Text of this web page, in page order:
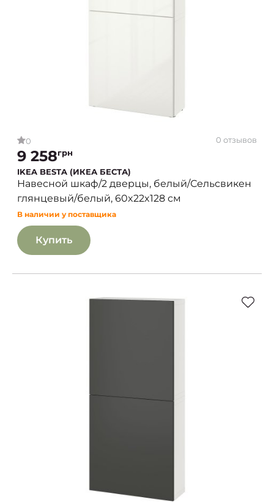
0 0 отзывов
9 258грн
IKEA BESTA (ИКЕА БЕСТА)
Навесной шкаф/2 дверцы, белый/Сельсвикен
глянцевый/белый, 60x22x128 см
В наличии у поставщика
Купить